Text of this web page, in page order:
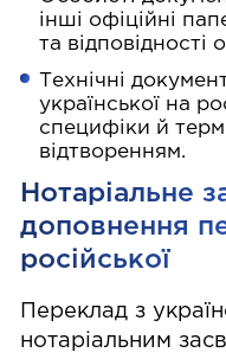
інші офіційні
та відповідності
Технічні
української на
специфіки й
відтворенням.
Нотаріальне
доповнення
російської
Переклад з
нотаріальним